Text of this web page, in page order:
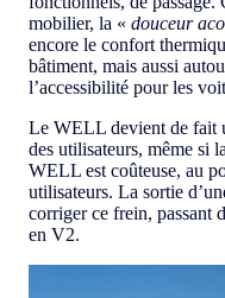
mobilier, la « douceur
encore le confort
bâtiment, mais aussi
l’accessibilité pour les
Le WELL devient de fait
des utilisateurs, même si
WELL est coûteuse, au
utilisateurs. La sortie
corriger ce frein, passant
en V2.